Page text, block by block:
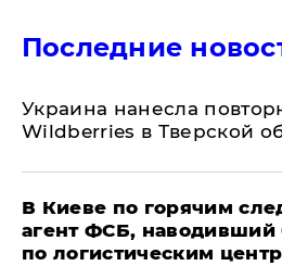
Последние
Украина нанесла
Wildberries в Тверской
В Киеве по горячим
агент ФСБ, наводивший
по логистическим